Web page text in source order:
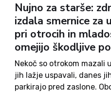
Nujno za starše:
izdala smernice za
pri otrocih in
omejijo škodljive
Nekoč so otrokom mazali
jih lažje uspavali, danes
parkirajo pred zaslone.